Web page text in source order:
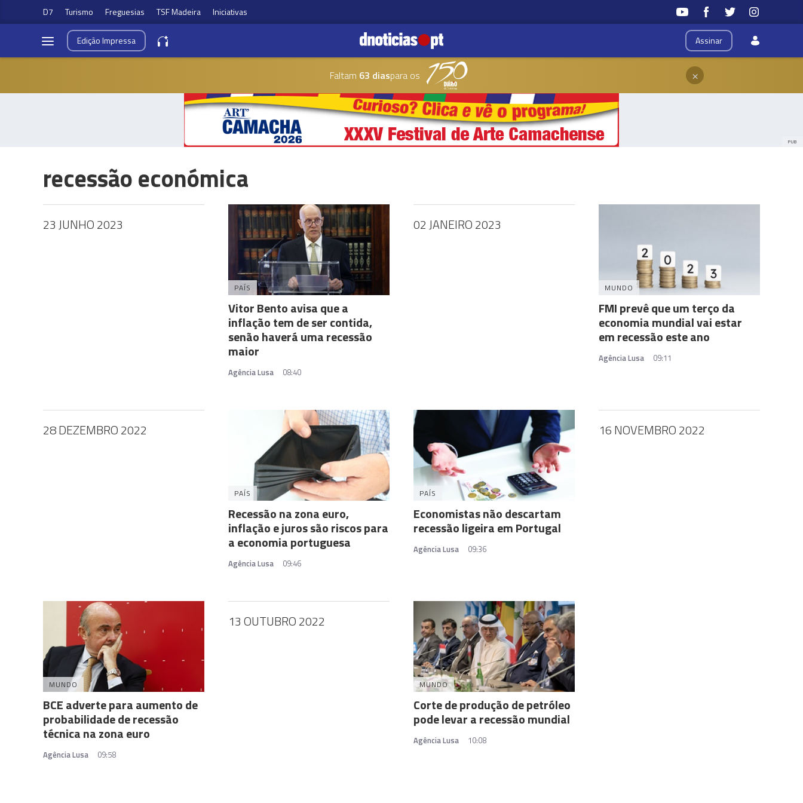
D7 Turismo Freguesias TSF Madeira Iniciativas
Assinar
EdiçãoImpressa
Faltam 63 diaspara os ×
PUB
recessão económica
23 JUNHO 2023
PAÍS
Vitor Bento avisa que a
inflação tem de ser contida,
senão haverá uma recessão
maior
Agência Lusa 08:40
02 JANEIRO 2023
MUNDO
FMI prevê que um terço da
economia mundial vai estar
em recessão este ano
Agência Lusa 09:11
28 DEZEMBRO 2022
PAÍS
Recessão na zona euro,
inflação e juros são riscos para
a economia portuguesa
Agência Lusa 09:46
PAÍS
Economistas não descartam
recessão ligeira em Portugal
Agência Lusa 09:36
16 NOVEMBRO 2022
MUNDO
BCE adverte para aumento de
probabilidade de recessão
técnica na zona euro
Agência Lusa 09:58
13 OUTUBRO 2022
MUNDO
Corte de produção de petróleo
pode levar a recessão mundial
Agência Lusa 10:08